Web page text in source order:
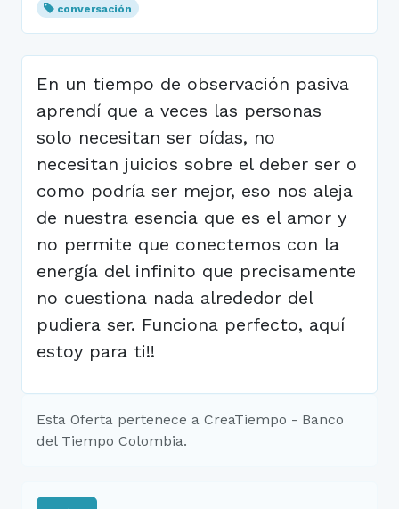
conversación
En un tiempo de observación pasiva
aprendí que a veces las personas
solo necesitan ser oídas, no
necesitan juicios sobre el deber ser o
como podría ser mejor, eso nos aleja
de nuestra esencia que es el amor y
no permite que conectemos con la
energía del infinito que precisamente
no cuestiona nada alrededor del
pudiera ser. Funciona perfecto, aquí
estoy para ti!!
Esta Oferta pertenece a CreaTiempo - Banco
del Tiempo Colombia.